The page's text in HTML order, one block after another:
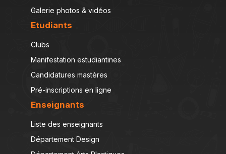
Galerie photos & vidéos
Etudiants
Clubs
Manifestation estudiantines
Candidatures mastères
Pré-inscriptions en ligne
Enseignants
Liste des enseignants
Département Design